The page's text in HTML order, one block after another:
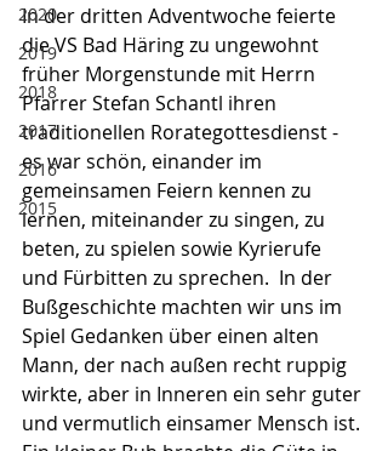
2020
2019
2018
2017
2016
2015
In der dritten Adventwoche feierte
die VS Bad Häring zu ungewohnt
früher Morgenstunde mit Herrn
Pfarrer Stefan Schantl ihren
traditionellen Rorategottesdienst -
es war schön, einander im
gemeinsamen Feiern kennen zu
lernen, miteinander zu singen, zu
beten, zu spielen sowie Kyrierufe
und Fürbitten zu sprechen.  In der
Bußgeschichte machten wir uns im
Spiel Gedanken über einen alten
Mann, der nach außen recht ruppig
wirkte, aber in Inneren ein sehr guter
und vermutlich einsamer Mensch ist.